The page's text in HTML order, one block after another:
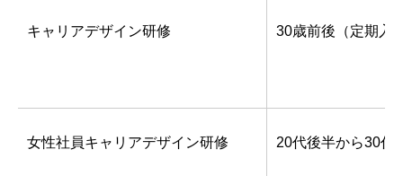
キャリアデザイン研修 30歳前後（定期入
女性社員キャリアデザイン研修 20代後半から30代